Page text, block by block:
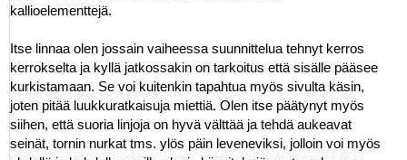
kallioelementtejä.
Itse linnaa olen jossain vaiheessa suunnittelua tehnyt kerros
kerrokselta ja kyllä jatkossakin on tarkoitus että sisälle pääsee
kurkistamaan. Se voi kuitenkin tapahtua myös sivulta käsin,
joten pitää luukkuratkaisuja miettiä. Olen itse päätynyt myös
siihen, että suoria linjoja on hyvä välttää ja tehdä aukeavat
seinät, tornin nurkat tms. ylös päin leveneviksi, jolloin voi myös